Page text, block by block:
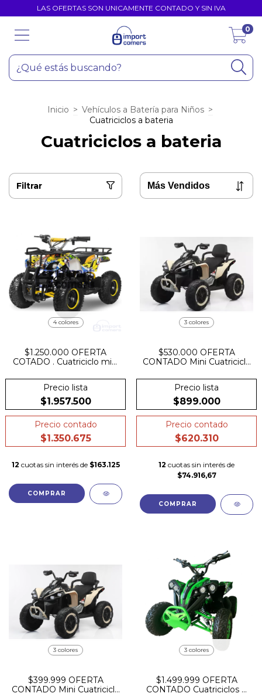
LAS OFERTAS SON UNICAMENTE CONTADO Y SIN IVA
0
Inicio > Vehículos a Batería para Niños >
Cuatriciclos a bateria
Cuatriciclos a bateria
Filtrar
4 colores
$1.250.000 OFERTA
COTADO . Cuatriciclo mini
reguladora de velocidades
freno a disco 25km hasta
90kg suspesion ruedas
inflables
Precio lista
$1.957.500
Precio contado
$1.350.675
12 cuotas sin interés de $163.125
COMPRAR
3 colores
$530.000 OFERTA
CONTADO Mini Cuatriciclo
Goma FULL.
Precio lista
$899.000
Precio contado
$620.310
12 cuotas sin interés de
$74.916,67
COMPRAR
3 colores
$399.999 OFERTA
CONTADO Mini Cuatriciclo
3 colores
$1.499.999 OFERTA
CONTADO Cuatriciclos A